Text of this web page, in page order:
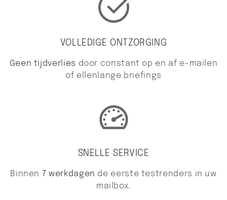
VOLLEDIGE ONTZORGING
Geen tijdverlies door constant op en af e-mailen
of ellenlange briefings
SNELLE SERVICE
Binnen 7 werkdagen de eerste testrenders in uw
mailbox.